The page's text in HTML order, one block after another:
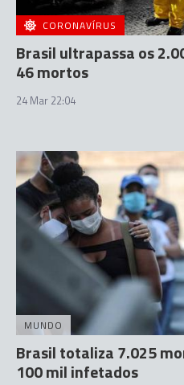
CORONAVÍRUS
Brasil ultrapassa os
46 mortos
24 Mar 22:04
MUNDO
Brasil totaliza 7.025
100 mil infetados